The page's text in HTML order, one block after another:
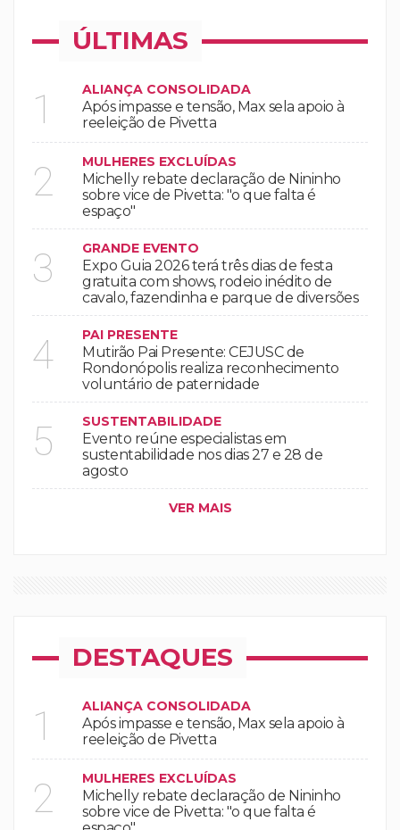
ÚLTIMAS
1 ALIANÇA CONSOLIDADA
Após impasse e tensão, Max sela apoio à
reeleição de Pivetta
2 MULHERES EXCLUÍDAS
Michelly rebate declaração de Nininho
sobre vice de Pivetta: "o que falta é
espaço"
3 GRANDE EVENTO
Expo Guia 2026 terá três dias de festa
gratuita com shows, rodeio inédito de
cavalo, fazendinha e parque de diversões
4 PAI PRESENTE
Mutirão Pai Presente: CEJUSC de
Rondonópolis realiza reconhecimento
voluntário de paternidade
5 SUSTENTABILIDADE
Evento reúne especialistas em
sustentabilidade nos dias 27 e 28 de
agosto
VER MAIS
DESTAQUES
1 ALIANÇA CONSOLIDADA
Após impasse e tensão, Max sela apoio à
reeleição de Pivetta
2 MULHERES EXCLUÍDAS
Michelly rebate declaração de Nininho
sobre vice de Pivetta: "o que falta é